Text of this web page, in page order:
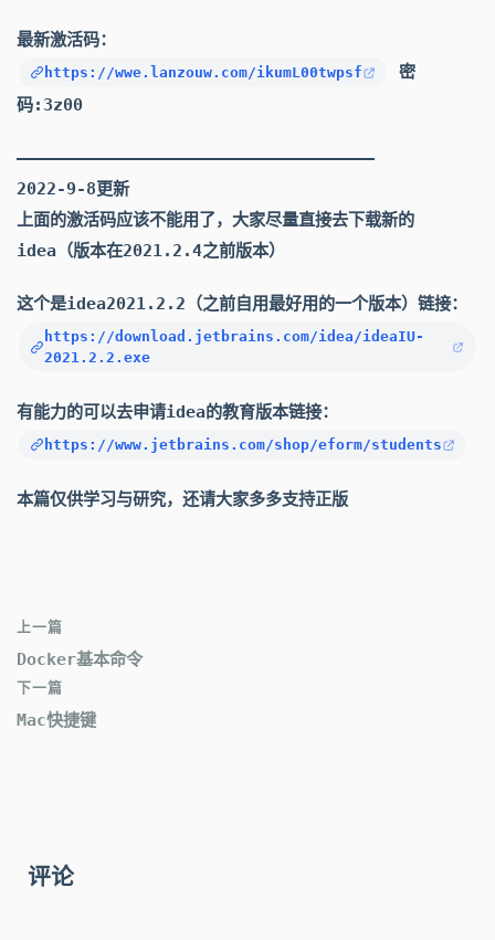
最新激活码：
https://wwe.lanzouw.com/ikumL00twpsf
密
码:3z00
————————————————————————————————————
2022-9-8更新
上面的激活码应该不能用了，大家尽量直接去下载新的
idea（版本在2021.2.4之前版本）
这个是idea2021.2.2（之前自用最好用的一个版本）链接：
https://download.jetbrains.com/idea/ideaIU-
2021.2.2.exe
有能力的可以去申请idea的教育版本链接：
https://www.jetbrains.com/shop/eform/students
本篇仅供学习与研究，还请大家多多支持正版
上一篇
Docker基本命令
下一篇
Mac快捷键
评论